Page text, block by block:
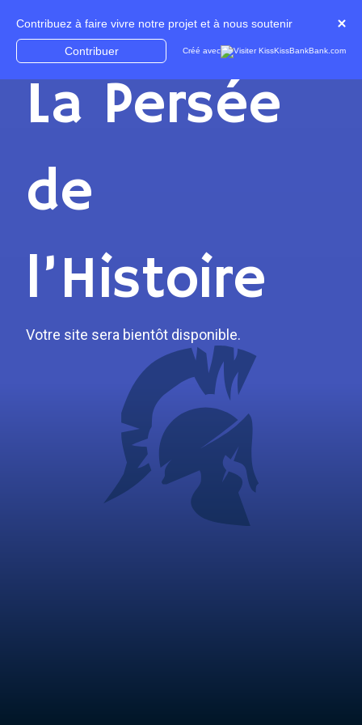
La Persée
de
l’Histoire
Votre site sera bientôt disponible.